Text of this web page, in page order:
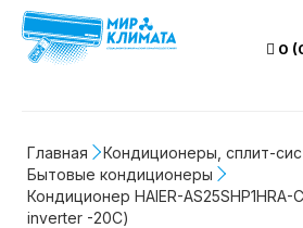
0
Главная
Кондиционеры, сплит-
Бытовые кондиционеры
Кондиционер HAIER-AS25SHP1HRA-
inverter -20С)